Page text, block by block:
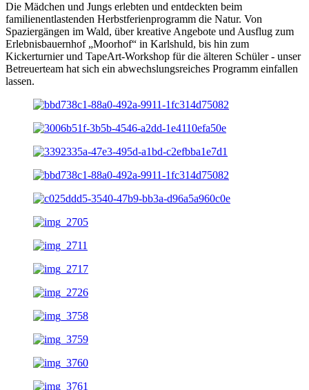
Die Mädchen und Jungs erlebten und entdeckten beim
familienentlastenden Herbstferienprogramm die Natur. Von
Spaziergängen im Wald, über kreative Angebote und Ausflug zum
Erlebnisbauernhof „Moorhof“ in Karlshuld, bis hin zum
Kickerturnier und TapeArt-Workshop für die älteren Schüler - unser
Betreuerteam hat sich ein abwechslungsreiches Programm einfallen
lassen.